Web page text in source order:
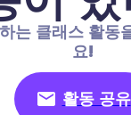
는 클래스 활
요!
활동 공유